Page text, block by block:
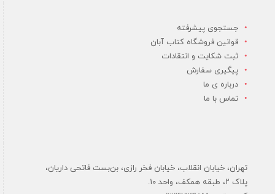
جستجوی پیشرفته
قوانین فروشگاه کتاب آبان
ثبت شکایت و انتقادات
پیگیری سفارش
درباره ی ما
تماس با ما
تهران، خیابان انقلاب، خیابان فخر رازی، بن‌بست فاتحی داریان،
پلاک ۲، طبقه همکف، واحد 10.